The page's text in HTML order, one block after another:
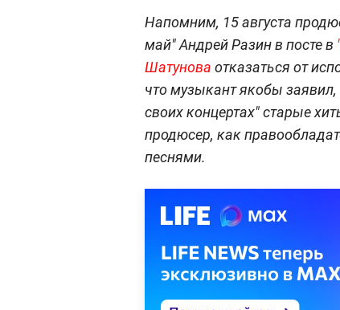
Напомним, 15 августа
май" Андрей Разин в посте в
Шатунова отказаться от
что музыкант якобы заявил,
своих концертах" старые
продюсер, как
песнями.